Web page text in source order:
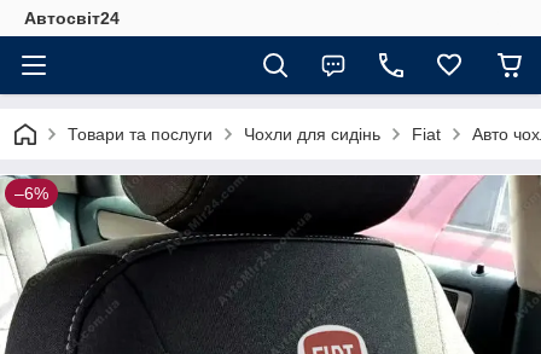
Автосвіт24
Товари та послуги Чохли для сидінь Fiat Авто
–6%